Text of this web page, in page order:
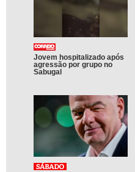
Jovem hospitalizado após
agressão por grupo no
Sabugal